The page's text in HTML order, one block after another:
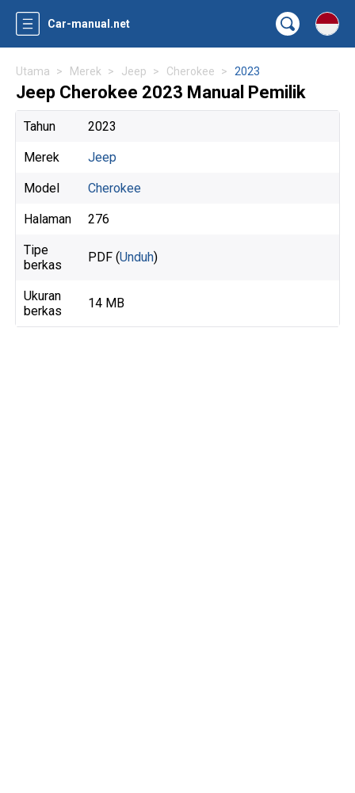
Car-manual.net
Utama Merek Jeep Cherokee 2023
Jeep Cherokee 2023 Manual Pemilik
Tahun 2023
Merek Jeep
Model Cherokee
Halaman 276
Tipe
berkas
PDF (Unduh)
Ukuran
berkas
14 MB